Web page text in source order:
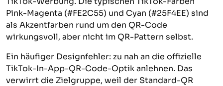
Pink-Magenta (#FE2C55) und Cyan (#25F4EE) sind
als Akzentfarben rund um den QR-Code
wirkungsvoll, aber nicht im QR-Pattern selbst.
Ein häufiger Designfehler: zu nah an die offizielle
TikTok-In-App-QR-Code-Optik anlehnen. Das
verwirrt die Zielgruppe, weil der Standard-QR